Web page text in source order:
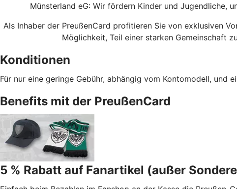
Münsterland eG: Wir fördern Kinder und Jugendliche,
Als Inhaber der PreußenCard profitieren Sie von exklusiven
Möglichkeit, Teil einer starken Gemeinschaft
Konditionen
Für nur eine geringe Gebühr, abhängig vom Kontomodell, und
Benefits mit der PreußenCard
5 % Rabatt auf Fanartikel (außer